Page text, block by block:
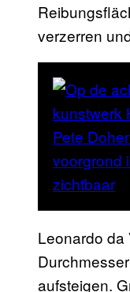
verzerren
Leonardo da
aufsteigen.